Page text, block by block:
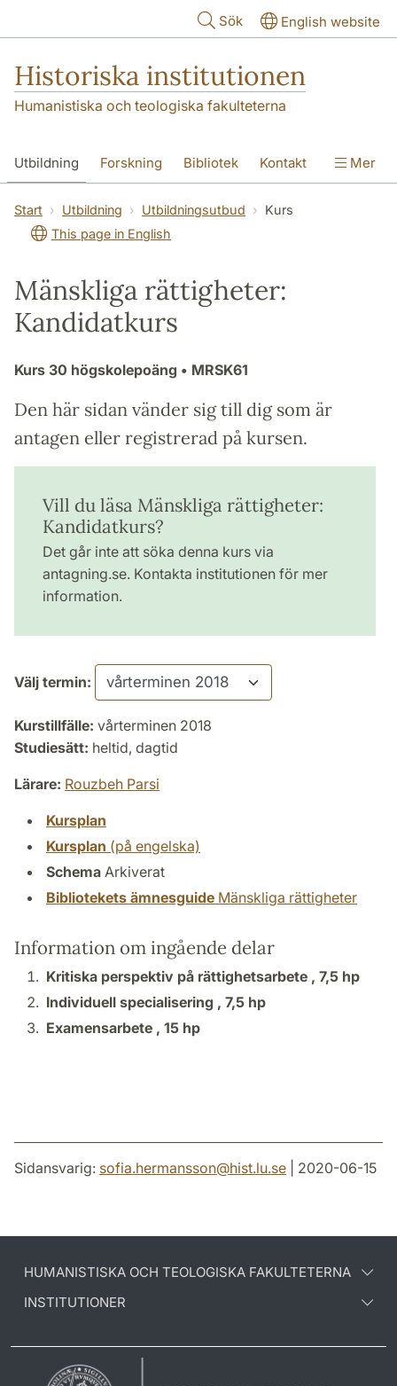
Sök English website
Historiska institutionen
Humanistiska och teologiska fakulteterna
Utbildning Forskning Bibliotek Kontakt
Om institutionen
Mer
Start Utbildning Utbildningsutbud
Kurs
This page in English
Mänskliga rättigheter:
Kandidatkurs
Kurs 30 högskolepoäng • MRSK61
Den här sidan vänder sig till dig som är
antagen eller registrerad på kursen.
Vill du läsa Mänskliga rättigheter:
Kandidatkurs?
Det går inte att söka denna kurs via
antagning.se. Kontakta institutionen för mer
information.
Välj termin:
Kurstillfälle: vårterminen 2018
Studiesätt: heltid, dagtid
Lärare: Rouzbeh Parsi
Kursplan
Kursplan (på engelska)
Schema Arkiverat
Bibliotekets ämnesguide Mänskliga rättigheter
Information om ingående delar
Kritiska perspektiv på rättighetsarbete , 7,5 hp
Individuell specialisering , 7,5 hp
Examensarbete , 15 hp
Sidansvarig: sofia.hermansson@hist.lu.se | 2020-06-15
HUMANISTISKA OCH TEOLOGISKA FAKULTETERNA
INSTITUTIONER